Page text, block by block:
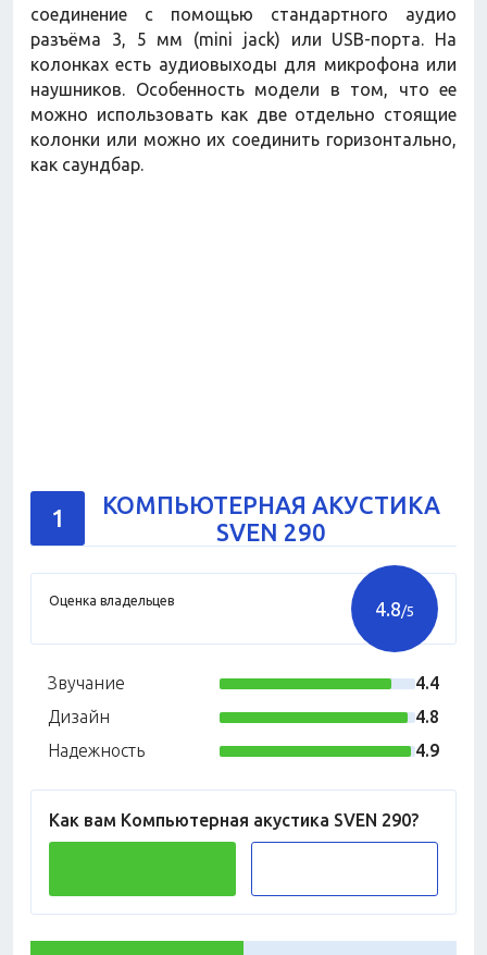
соединение с помощью стандартного аудио
разъёма 3, 5 мм (mini jack) или USB-порта. На
колонках есть аудиовыходы для микрофона или
наушников. Особенность модели в том, что ее
можно использовать как две отдельно стоящие
колонки или можно их соединить горизонтально,
как саундбар.
1
КОМПЬЮТЕРНАЯ АКУСТИКА
SVEN 290
Оценка владельцев 4.8/5
Звучание
4.4
Дизайн
4.8
Надежность
4.9
Как вам Компьютерная акустика SVEN 290?